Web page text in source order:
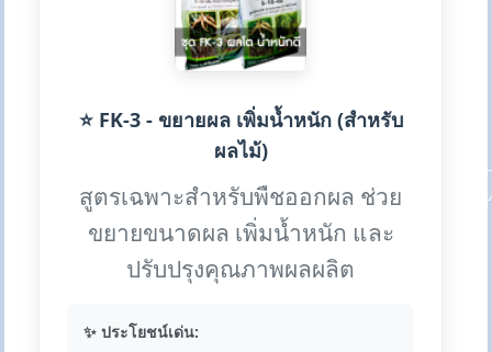
⭐ FK-3 - ขยายผล เพิ่มน้ำหนัก (สำหรับ
ผลไม้)
สูตรเฉพาะสำหรับพืชออกผล ช่วย
ขยายขนาดผล เพิ่มน้ำหนัก และ
ปรับปรุงคุณภาพผลผลิต
✨ ประโยชน์เด่น: